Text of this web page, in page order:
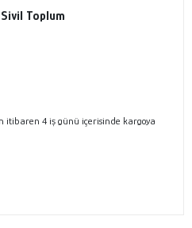
Toplum
4 iş günü içerisinde kargoya